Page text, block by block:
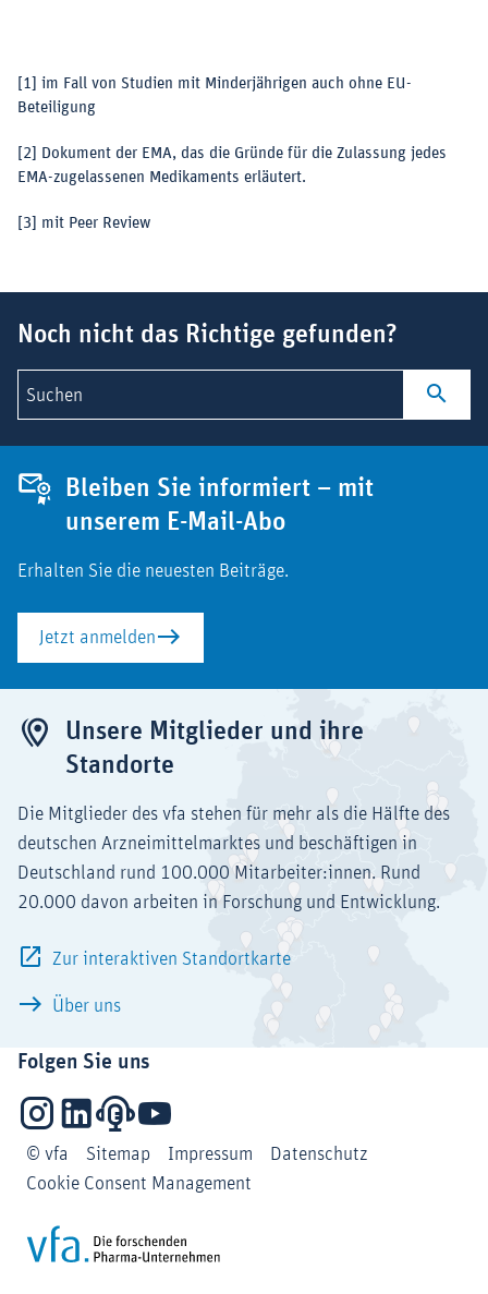
[1]
im Fall von Studien mit Minderjährigen auch ohne EU-
Beteiligung
[2]
Dokument der EMA, das die Gründe für die Zulassung jedes
EMA-zugelassenen Medikaments erläutert.
[3] mit Peer Review
Noch nicht das Richtige gefunden?
Suchen
Bleiben Sie informiert – mit
unserem E-Mail-Abo
Erhalten Sie die neuesten Beiträge.
Jetzt anmelden
Unsere Mitglieder und ihre
Standorte
Die Mitglieder des vfa stehen für mehr als die Hälfte des
deutschen Arzneimittelmarktes und beschäftigen in
Deutschland rund 100.000 Mitarbeiter:innen. Rund
20.000 davon arbeiten in Forschung und Entwicklung.
Zur interaktiven Standortkarte
Über uns
Folgen Sie uns
InstagramLinkedInPodcastsYouTube
© vfa
Sitemap Impressum
Datenschutz
Cookie Consent Management